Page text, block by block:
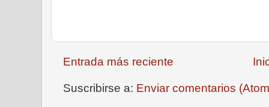
Entrada más reciente
Suscribirse a: Enviar comentarios